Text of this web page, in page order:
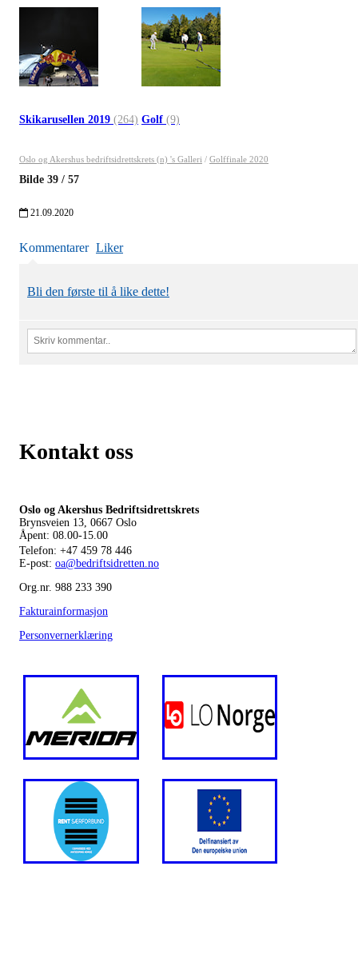
Skikarusellen 2019 (264) Golf (9)
Oslo og Akershus bedriftsidrettskrets (n) 's Galleri / Golffinale 2020
Bilde 39 / 57
21.09.2020
Kommentarer Liker
Bli den første til å like dette!
Kontakt oss
Oslo og Akershus Bedriftsidrettskrets
Brynsveien 13, 0667 Oslo
Åpent: 08.00-15.00
Telefon: +47 459 78 446
E-post: oa@bedriftsidretten.no
Org.nr. 988 233 390
Fakturainformasjon
Personvernerklæring